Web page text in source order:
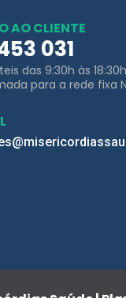
AO CLIENTE
031
das 9:30h às 18:30h
para a rede fixa